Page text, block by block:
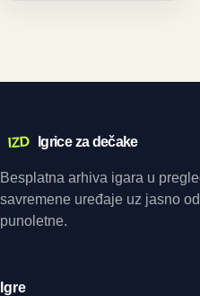
IZD Igrice za dečake
Besplatna arhiva igara u
savremene uređaje uz jasno
punoletne.
Igre